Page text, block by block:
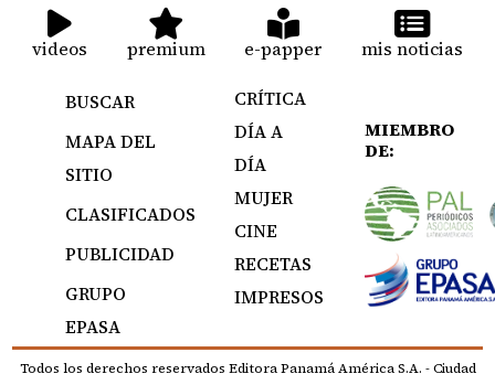
videos premium e-papper mis noticias
BUSCAR
MAPA DEL
SITIO
CLASIFICADOS
PUBLICIDAD
GRUPO
EPASA
CRÍTICA
DÍA A
DÍA
MUJER
CINE
RECETAS
IMPRESOS
MIEMBRO
DE:
Todos los derechos reservados Editora Panamá América S.A. - Ciudad